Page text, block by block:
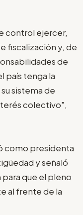
control ejercer,
fiscalización y, de
de
país tenga la
sistema de
colectivo",
como presidenta
y señaló
para que el pleno
al frente de la